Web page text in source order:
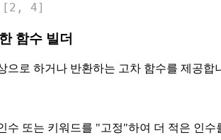
[2, 4]
함수 빌더
으로 하거나 반환하는 고차 함수를 제공
수 또는 키워드를 "고정"하여 더 적은 인